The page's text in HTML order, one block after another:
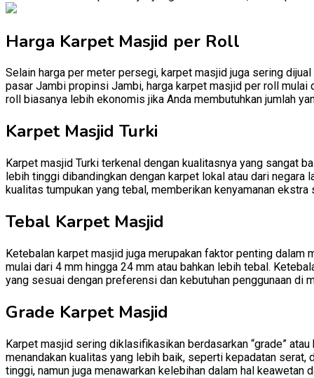
Harga Karpet Masjid per Roll
Selain harga per meter persegi, karpet masjid juga sering
pasar Jambi propinsi Jambi, harga karpet masjid per roll mulai
roll biasanya lebih ekonomis jika Anda membutuhkan jumlah
Karpet Masjid Turki
Karpet masjid Turki terkenal dengan kualitasnya yang sangat
lebih tinggi dibandingkan dengan karpet lokal atau dari negara
kualitas tumpukan yang tebal, memberikan kenyamanan
Tebal Karpet Masjid
Ketebalan karpet masjid juga merupakan faktor penting
mulai dari 4 mm hingga 24 mm atau bahkan lebih tebal.
yang sesuai dengan preferensi dan kebutuhan penggunaan di
Grade Karpet Masjid
Karpet masjid sering diklasifikasikan berdasarkan “grade”
menandakan kualitas yang lebih baik, seperti kepadatan
tinggi, namun juga menawarkan kelebihan dalam hal keawetan